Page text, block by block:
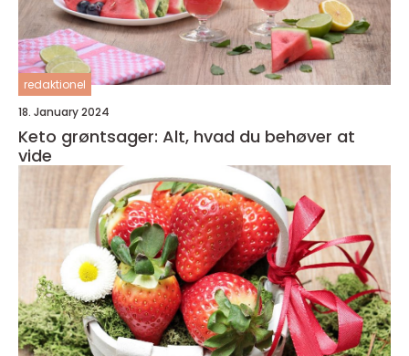
redaktionel
18. January 2024
Keto grøntsager: Alt, hvad du behøver at
vide